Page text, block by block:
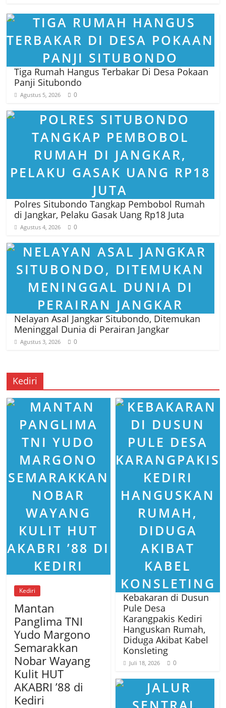
Tiga Rumah Hangus Terbakar Di Desa Pokaan
Panji Situbondo
Agustus 5, 2026 0
Polres Situbondo Tangkap Pembobol Rumah
di Jangkar, Pelaku Gasak Uang Rp18 Juta
Agustus 4, 2026 0
Nelayan Asal Jangkar Situbondo, Ditemukan
Meninggal Dunia di Perairan Jangkar
Agustus 3, 2026 0
Kediri
Kediri
Mantan
Panglima TNI
Yudo Margono
Semarakkan
Nobar Wayang
Kulit HUT
AKABRI ’88 di
Kediri
Kebakaran di Dusun
Pule Desa
Karangpakis Kediri
Hanguskan Rumah,
Diduga Akibat Kabel
Konsleting
Juli 18, 2026 0